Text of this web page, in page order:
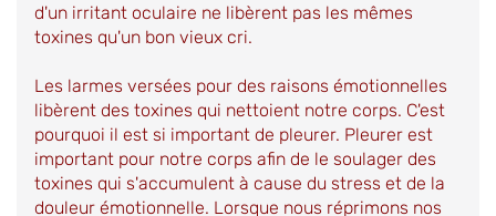
d'un irritant oculaire ne libèrent pas les mêmes
toxines qu'un bon vieux cri.
Les larmes versées pour des raisons émotionnelles
libèrent des toxines qui nettoient notre corps. C'est
pourquoi il est si important de pleurer. Pleurer est
important pour notre corps afin de le soulager des
toxines qui s'accumulent à cause du stress et de la
douleur émotionnelle. Lorsque nous réprimons nos